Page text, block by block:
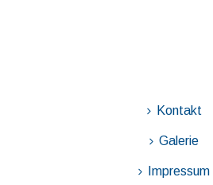
Kontakt
Galerie
Impressum